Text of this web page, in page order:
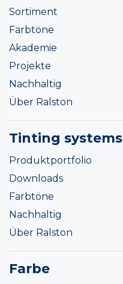
Sortiment
Farbtöne
Akademie
Projekte
Nachhaltig
Über Ralston
Tinting systems
Produktportfolio
Downloads
Farbtöne
Nachhaltig
Über Ralston
Farbe